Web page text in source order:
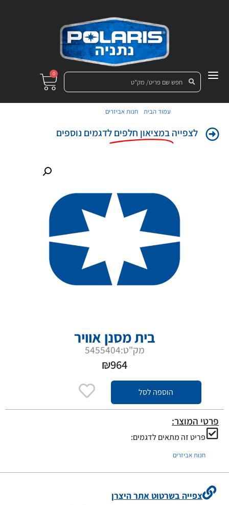
0
עמוד הבית חנות אביזרים
לצפייהבמציאון חלפים לדגמים נוספים
בית מסנן אוויר
מק"ט:5455404
₪964
הוספה לסל
פרטי המוצר:
פריט זה מתאים לדגמים:
חנות אביזרים
צפייה בשרטוט אתר היצרן